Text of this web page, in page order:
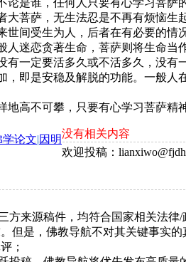
萨，无生法忍是不再有烦恼生
受生为人，后者在有必要的情
人迷恋贪著生命，菩萨则将生命
有一定要活多久或不活多久，没有
是安稳及解脱的功能。一般人
高不可攀，只要有心学习菩萨精神
学论文|因明没有相关内容
欢迎投稿：
方来源稿件，均符合国家相关法律/
但是，佛教导航不对其关键事实
；